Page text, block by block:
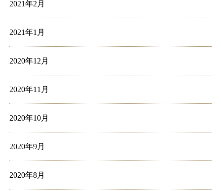
2021年2月
2021年1月
2020年12月
2020年11月
2020年10月
2020年9月
2020年8月